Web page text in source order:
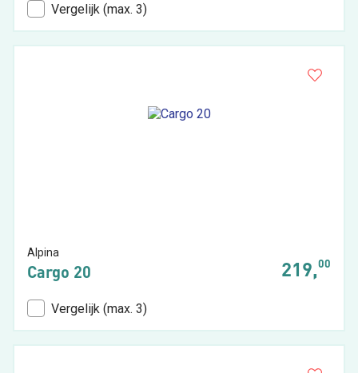
Vergelijk (max. 3)
Alpina
Cargo 20 219,00
Vergelijk (max. 3)